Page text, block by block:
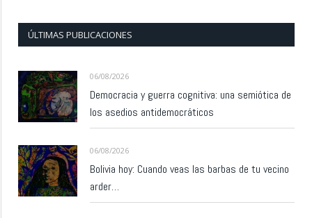
ÚLTIMAS PUBLICACIONES
06/08/2026
Democracia y guerra cognitiva: una semiótica de
los asedios antidemocráticos
06/08/2026
Bolivia hoy: Cuando veas las barbas de tu vecino
arder…